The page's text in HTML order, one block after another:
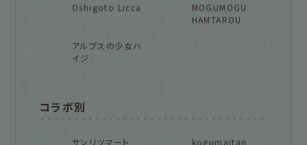
Oshigoto Licca
MOGUMOGU
HAMTAROU
アルプスの少女ハ
イジ
コラボ別
サンリツマート
kogumaitan